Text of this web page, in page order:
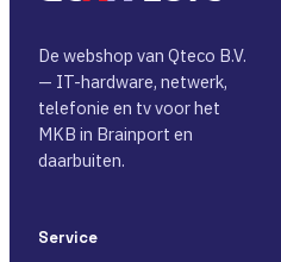
De webshop van Qteco B.V.
— IT-hardware, netwerk,
telefonie en tv voor het
MKB in Brainport en
daarbuiten.
Service